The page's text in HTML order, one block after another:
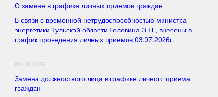
О замене в графике личных приемов граждан
В связи с временной нетрудоспособностью министра
энергетики Тульской области Головина Э.Н., внесены в
график проведения личных приемов 03.07.2026г.
04.08.2026
Замена должностного лица в графике личного приема
граждан